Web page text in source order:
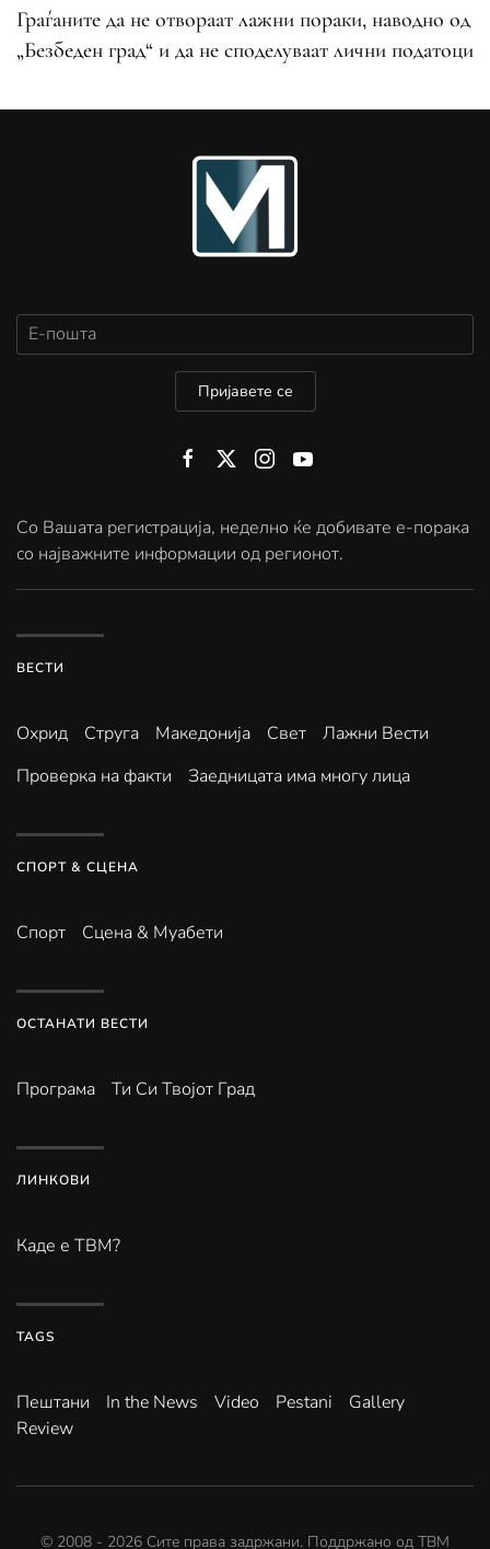
Граѓаните да не отвораат лажни пораки, наводно од
„Безбеден град“ и да не споделуваат лични податоци
Пријавете се
Со Вашата регистрација, неделно ќе добивате е-порака
со најважните информации од регионот.
ВЕСТИ
Охрид Струга Македонија Свет
Лажни Вести
Проверка на факти
Заедницата има многу лица
СПОРТ & СЦЕНА
Спорт Сцена & Муабети
ОСТАНАТИ ВЕСТИ
Програма Ти Си Твојот Град
ЛИНКОВИ
Каде е ТВМ?
TAGS
Пештани In the News Video Pestani
Gallery
Review
© 2008 - 2026 Сите права задржани. Поддржано од ТВМ